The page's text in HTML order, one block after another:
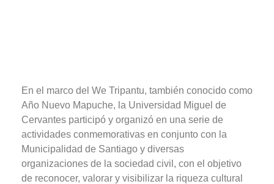
En el marco del We Tripantu, también conocido como
Año Nuevo Mapuche, la Universidad Miguel de
Cervantes participó y organizó en una serie de
actividades conmemorativas en conjunto con la
Municipalidad de Santiago y diversas
organizaciones de la sociedad civil, con el objetivo
de reconocer, valorar y visibilizar la riqueza cultural